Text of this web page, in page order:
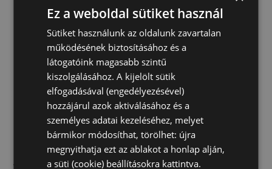
Fogyóban
Lovas Póló Férfi
Ez a weboldal sütiket használ
Sütiket használunk az oldalunk zavartalan
működésének biztosításához és a
látogatóink magasabb szintű
kiszolgálásához. A kijelölt sütik
elfogadásával (engedélyezésével)
hozzájárul azok aktiválásához és a
személyes adatai kezeléséhez, melyet
bármikor módosíthat, törölhet: újra
megnyithatja ezt az ablakot a honlap alján,
a süti (cookie) beállításokra kattintva.